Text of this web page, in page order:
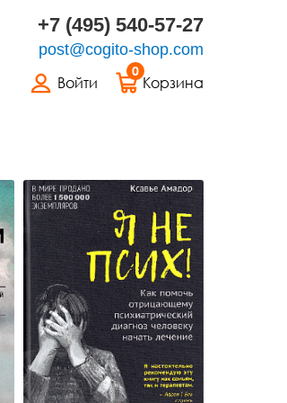
+7 (495) 540-57-27
post@cogito-shop.com
Войти
0
Корзина